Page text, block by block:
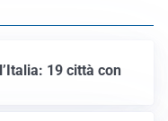
19 città con